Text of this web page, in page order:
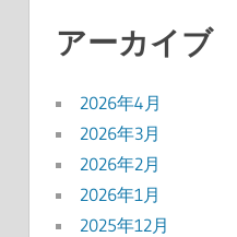
アーカイブ
2026年4月
2026年3月
2026年2月
2026年1月
2025年12月